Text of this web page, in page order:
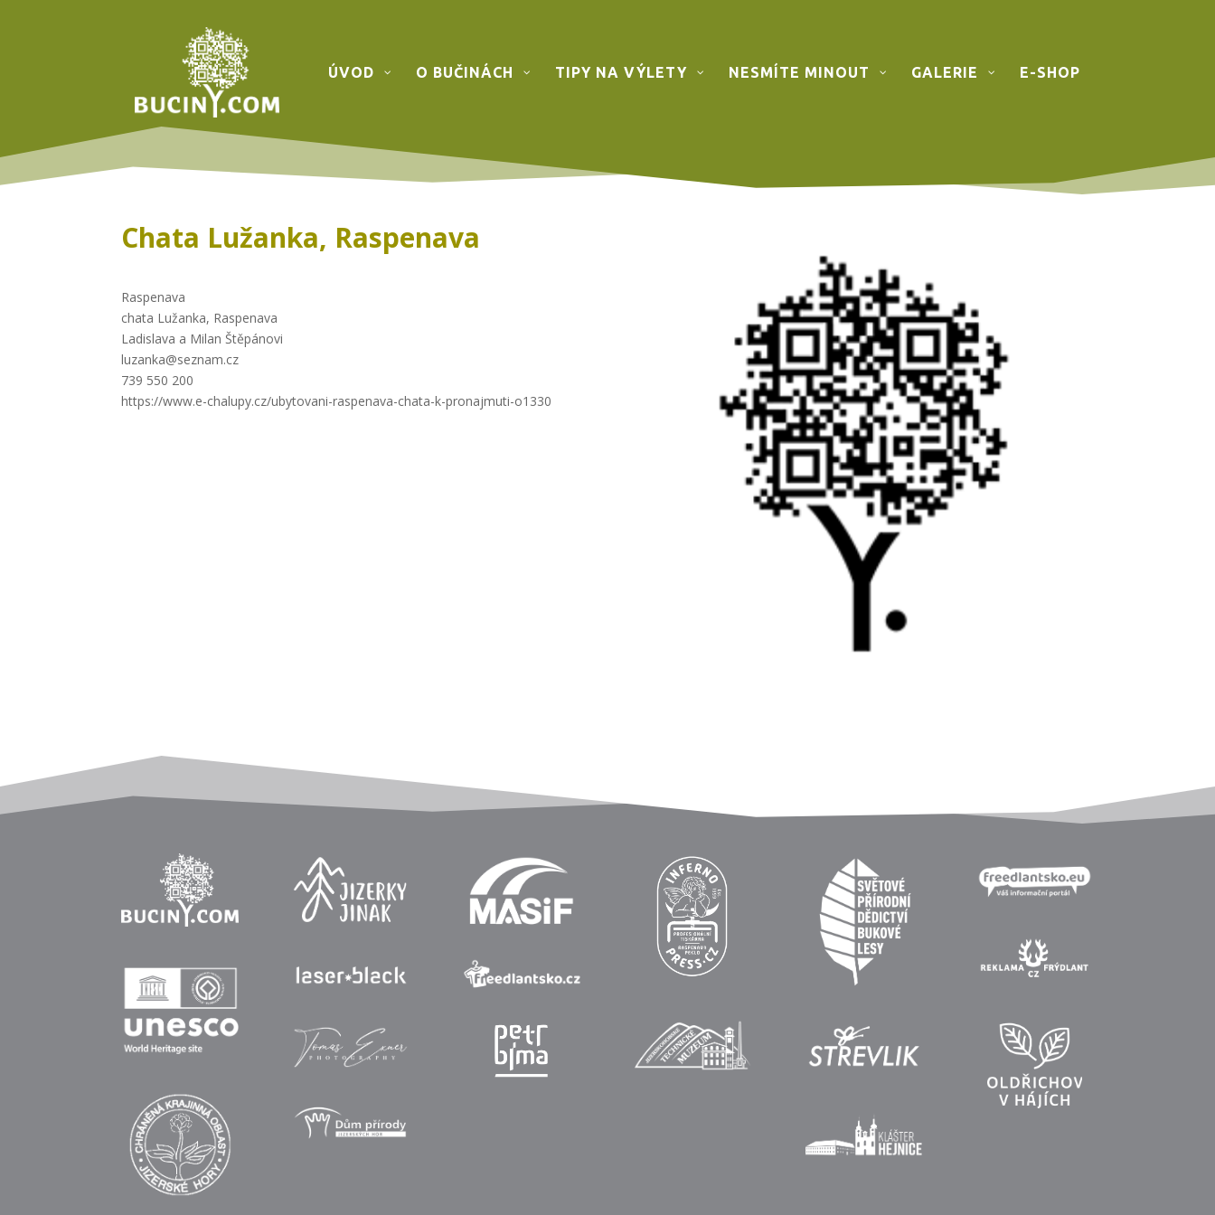
ÚVOD O BUČINÁCH TIPY NA VÝLETY NESMÍTE MINOUT GALERIE E-SHOP
Chata Lužanka, Raspenava
Raspenava
chata Lužanka, Raspenava
Ladislava a Milan Štěpánovi
luzanka@seznam.cz
739 550 200
https://www.e-chalupy.cz/ubytovani-raspenava-chata-k-pronajmuti-o1330